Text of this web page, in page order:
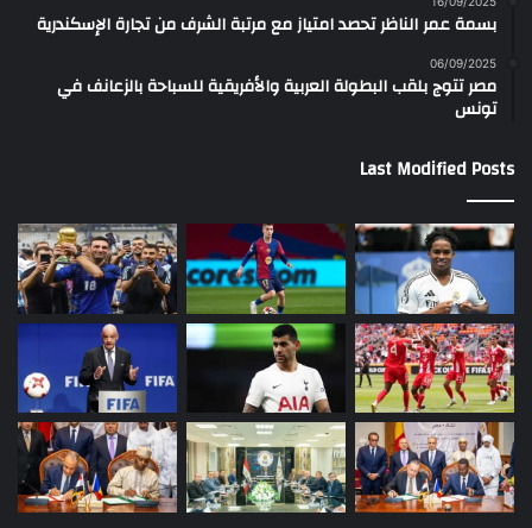
بسمة عمر الناظر تحصد امتياز مع مرتبة الشرف من تجارة الإسكندرية
06/09/2025
مصر تتوج بلقب البطولة العربية والأفريقية للسباحة بالزعانف في
تونس
Last Modified Posts